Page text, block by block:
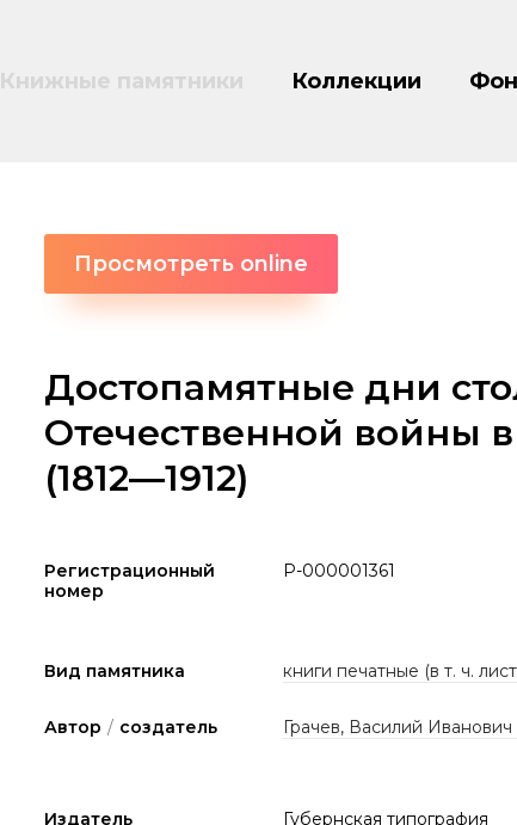
Книжные памятники Коллекции
Просмотреть online
Достопамятные дни
Отечественной войны
(1812―1912)
Регистрационный
номер
P-000001361
Вид памятника книги печатные (в т. ч.
Автор / создатель Грачев, Василий Иванович
Издатель Губернская типография